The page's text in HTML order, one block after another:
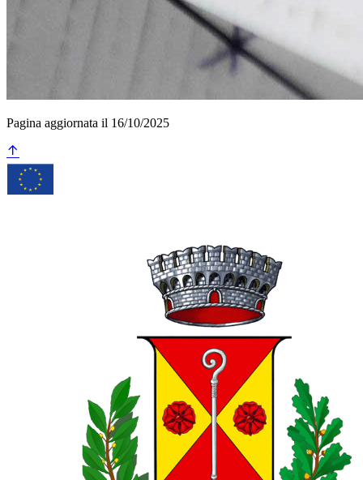
Pagina aggiornata il 16/10/2025